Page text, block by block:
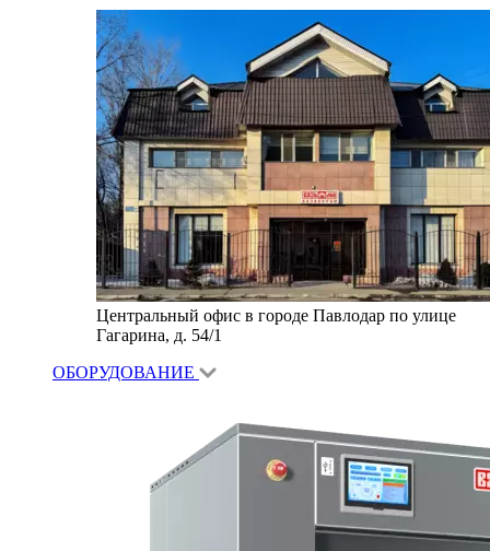
Центральный офис в городе Павлодар по улице
Гагарина, д. 54/1
ОБОРУДОВАНИЕ